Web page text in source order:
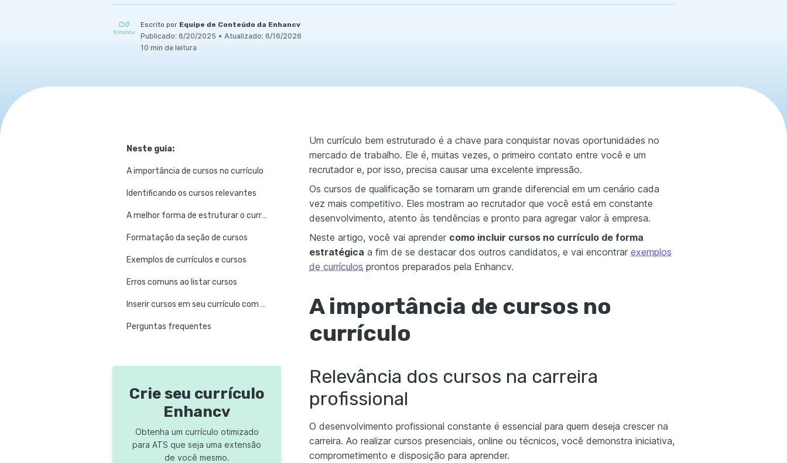
Escrito por Equipe de Conteúdo da Enhancv
Publicado: 6/20/2025 • Atualizado: 6/16/2026
10 min de leitura
Neste guia:
A importância de cursos no currículo
Identificando os cursos relevantes
A melhor forma de estruturar o currículo
Formatação da seção de cursos
Exemplos de currículos e cursos
Erros comuns ao listar cursos
Inserir cursos em seu currículo com o Enhancv!
Perguntas frequentes
Crie seu currículo
Enhancv
Obtenha um currículo otimizado
para ATS que seja uma extensão
de você mesmo.
Um currículo bem estruturado é a chave para conquistar novas oportunidades no
mercado de trabalho. Ele é, muitas vezes, o primeiro contato entre você e um
recrutador e, por isso, precisa causar uma excelente impressão.
Os cursos de qualificação se tornaram um grande diferencial em um cenário cada
vez mais competitivo. Eles mostram ao recrutador que você está em constante
desenvolvimento, atento às tendências e pronto para agregar valor à empresa.
Neste artigo, você vai aprender como incluir cursos no currículo de forma
estratégica a fim de se destacar dos outros candidatos, e vai encontrar exemplos
de currículos prontos preparados pela Enhancv.
A importância de cursos no
currículo
Relevância dos cursos na carreira
profissional
O desenvolvimento profissional constante é essencial para quem deseja crescer na
carreira. Ao realizar cursos presenciais, online ou técnicos, você demonstra iniciativa,
comprometimento e disposição para aprender.